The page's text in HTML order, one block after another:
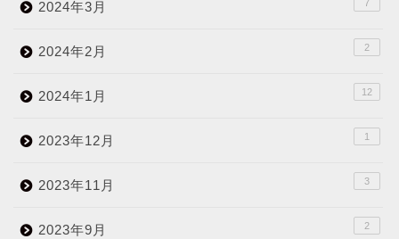
2024年3月 7
2024年2月 2
2024年1月 12
2023年12月 1
2023年11月 3
2023年9月 2